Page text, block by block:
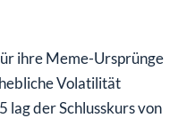
ihre Meme-Ursprünge
Volatilität
der Schlusskurs von